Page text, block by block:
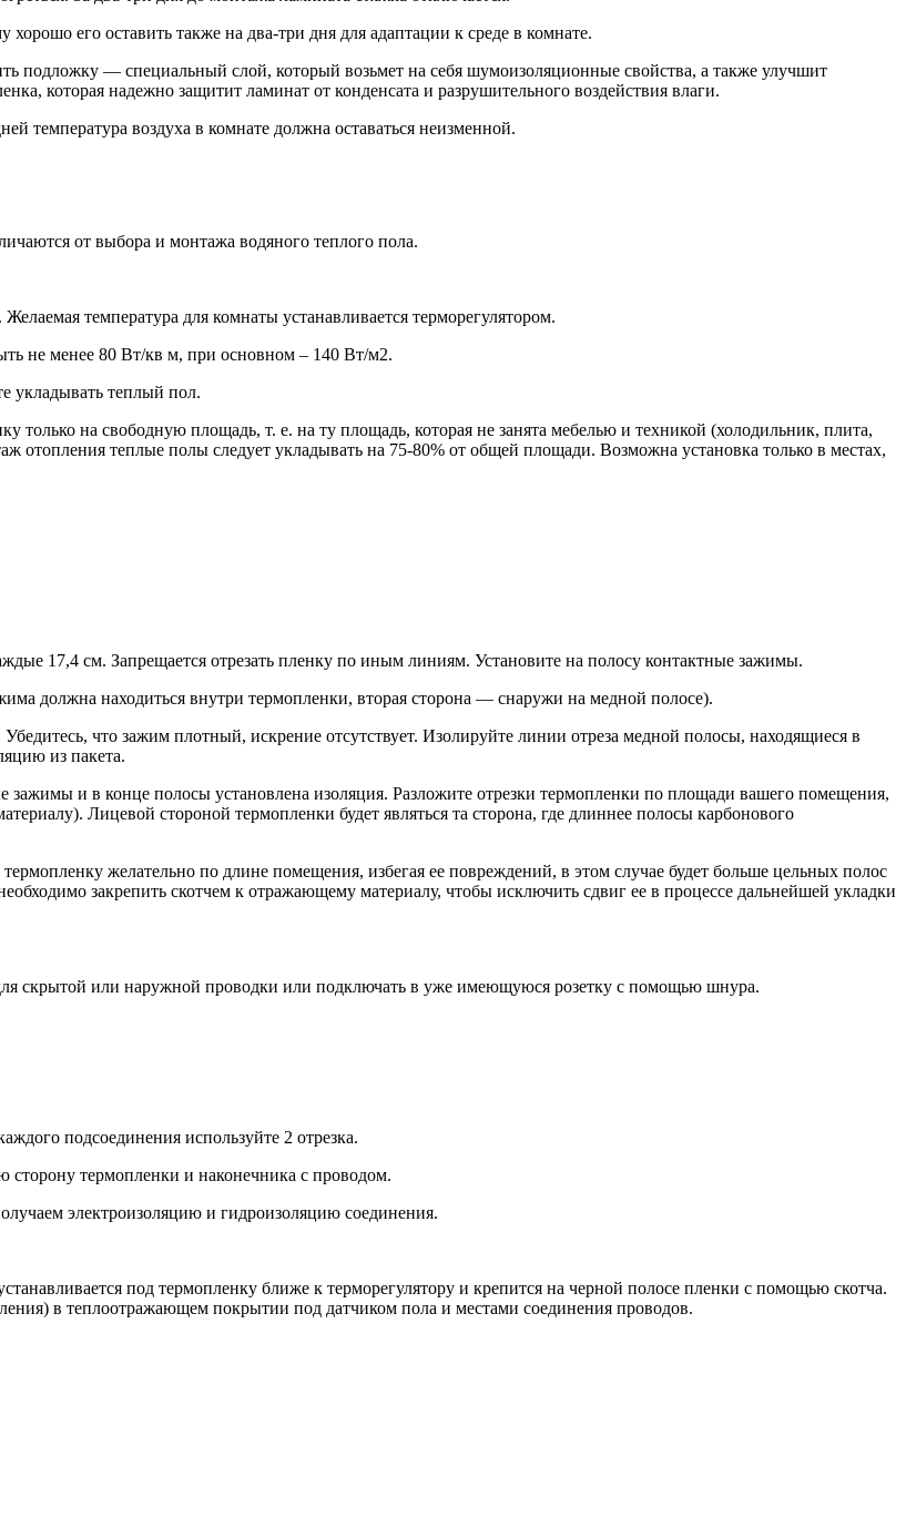
его оставить также на два-три дня для адаптации к среде в комнате.
подложку — специальный слой, который возьмет на себя шумоизоляционные свойства, а также улучшит
которая надежно защитит ламинат от конденсата и разрушительного воздействия влаги.
температура воздуха в комнате должна оставаться неизменной.
от выбора и монтажа водяного теплого пола.
температура для комнаты устанавливается терморегулятором.
не менее 80 Вт/кв м, при основном – 140 Вт/м2.
укладывать теплый пол.
только на свободную площадь, т. е. на ту площадь, которая не занята мебелью и техникой (холодильник, плита,
отопления теплые полы следует укладывать на 75-80% от общей площади. Возможна установка только в местах,
17,4 см. Запрещается отрезать пленку по иным линиям. Установите на полосу контактные зажимы.
должна находиться внутри термопленки, вторая сторона — снаружи на медной полосе).
что зажим плотный, искрение отсутствует. Изолируйте линии отреза медной полосы, находящиеся в
из пакета.
и в конце полосы установлена изоляция. Разложите отрезки термопленки по площади вашего помещения,
Лицевой стороной термопленки будет являться та сторона, где длиннее полосы карбонового
желательно по длине помещения, избегая ее повреждений, в этом случае будет больше цельных полос
закрепить скотчем к отражающему материалу, чтобы исключить сдвиг ее в процессе дальнейшей укладки
скрытой или наружной проводки или подключать в уже имеющуюся розетку с помощью шнура.
подсоединения используйте 2 отрезка.
термопленки и наконечника с проводом.
электроизоляцию и гидроизоляцию соединения.
под термопленку ближе к терморегулятору и крепится на черной полосе пленки с помощью скотча.
в теплоотражающем покрытии под датчиком пола и местами соединения проводов.